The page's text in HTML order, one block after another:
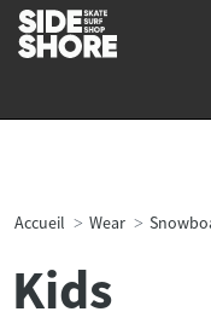
Accueil Wear
Kids